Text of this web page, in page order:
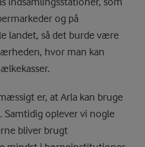
og på
landet, så det burde være
hvor man kan
er, at Arla kan bruge
Samtidig oplever vi nogle
bliver brugt